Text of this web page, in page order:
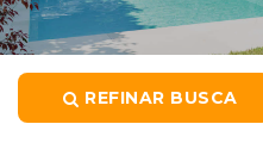
REFINAR BUSCA